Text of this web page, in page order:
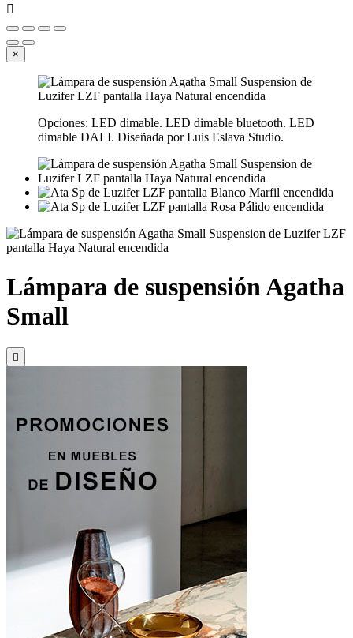

×
Opciones: LED dimable. LED dimable bluetooth. LED
dimable DALI. Diseñada por Luis Eslava Studio.
Lámpara de suspensión Agatha
Small
